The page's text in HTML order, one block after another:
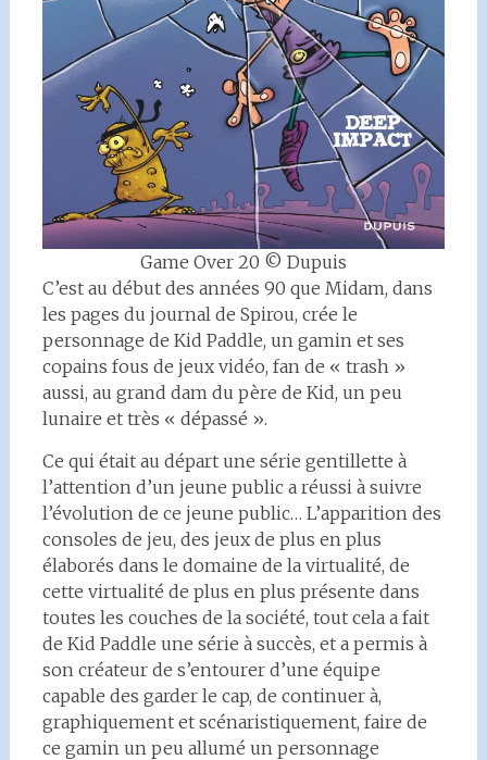
Game Over 20 © Dupuis
C’est au début des années 90 que Midam, dans
les pages du journal de Spirou, crée le
personnage de Kid Paddle, un gamin et ses
copains fous de jeux vidéo, fan de « trash »
aussi, au grand dam du père de Kid, un peu
lunaire et très « dépassé ».
Ce qui était au départ une série gentillette à
l’attention d’un jeune public a réussi à suivre
l’évolution de ce jeune public… L’apparition des
consoles de jeu, des jeux de plus en plus
élaborés dans le domaine de la virtualité, de
cette virtualité de plus en plus présente dans
toutes les couches de la société, tout cela a fait
de Kid Paddle une série à succès, et a permis à
son créateur de s’entourer d’une équipe
capable des garder le cap, de continuer à,
graphiquement et scénaristiquement, faire de
ce gamin un peu allumé un personnage